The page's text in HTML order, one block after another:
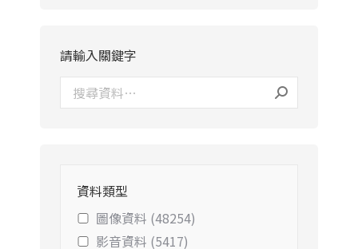
請輸入關鍵字
資料類型
圖像資料 (48254)
影音資料 (5417)